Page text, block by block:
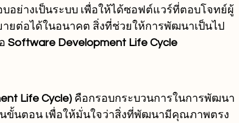
อย่างเป็นระบบ เพื่อให้ได้ซอฟต์แวร์ที่ตอบโจทย์ผู้
ยต่อได้ในอนาคต สิ่งที่ช่วยให้การพัฒนาเป็นไป
Software Development Life Cycle
Life Cycle) คือกรอบกระบวนการในการพัฒนา
ขั้นตอน เพื่อให้มั่นใจว่าสิ่งที่พัฒนามีคุณภาพตรง